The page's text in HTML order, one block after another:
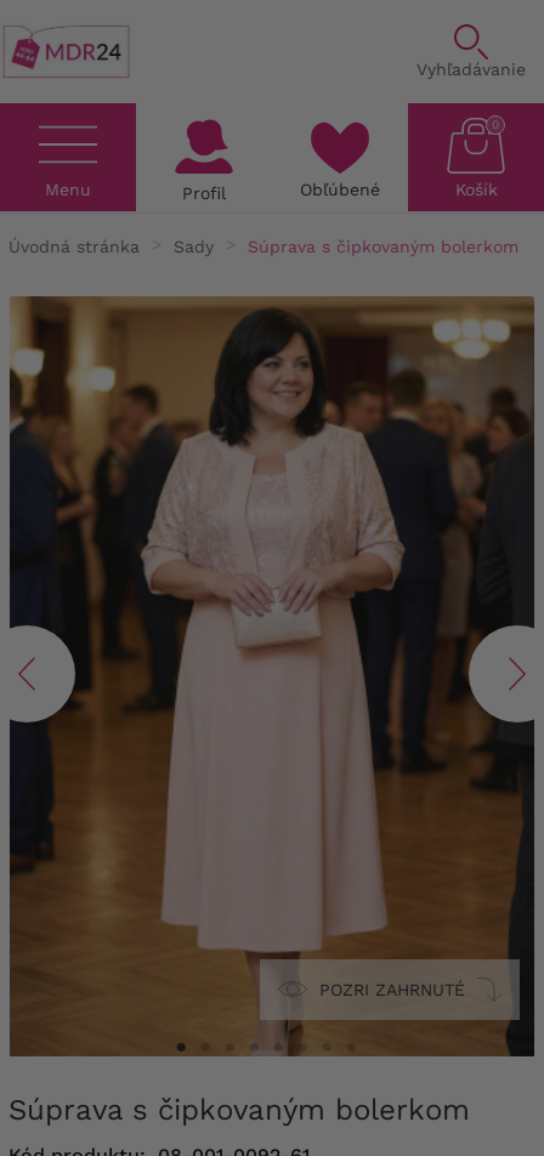
Vyhľadávanie
Menu Profil Obľúbené Košík
0
Úvodná stránka Sady Súprava s čipkovaným bolerkom
POZRI ZAHRNUTÉ
Súprava s čipkovaným bolerkom